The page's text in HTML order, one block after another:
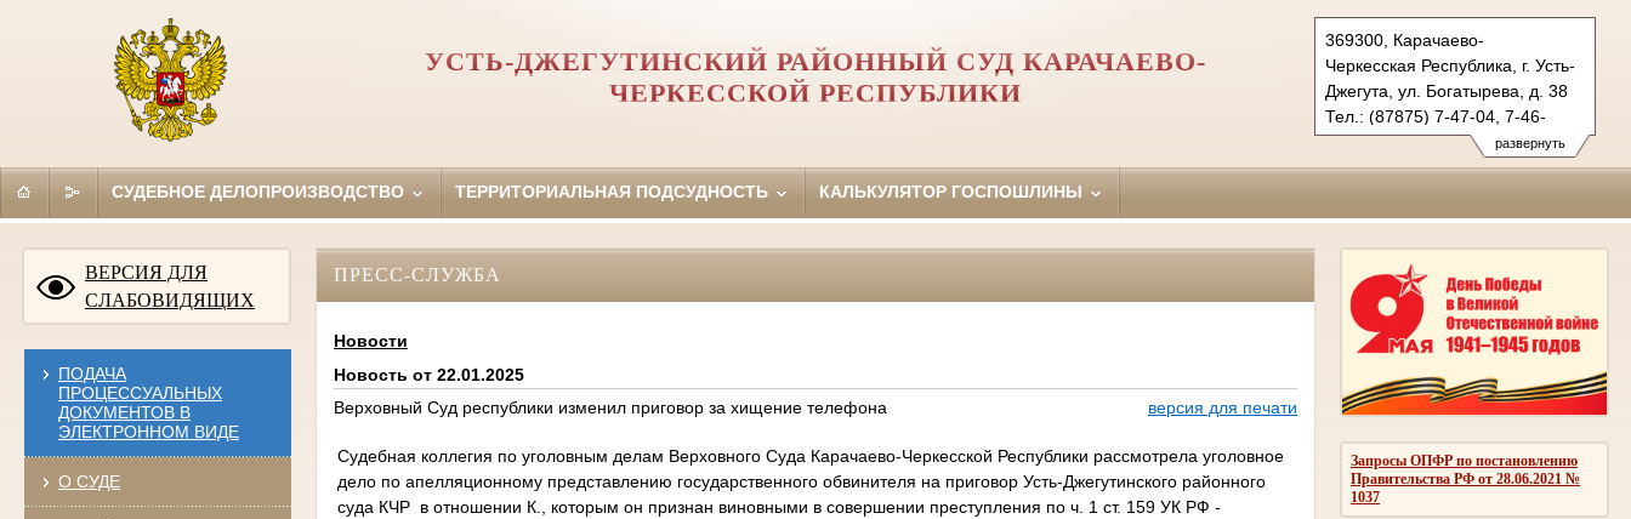
развернуть
369300, Карачаево-
Черкесская Республика, г. Усть-
Джегута, ул. Богатырева, д. 38
Тел.: (87875) 7-47-04, 7-46-
98 (ф.)
ust-djegutinsky.kchr@sudrf.ru
УСТЬ-ДЖЕГУТИНСКИЙ РАЙОННЫЙ СУД КАРАЧАЕВО-
ЧЕРКЕССКОЙ РЕСПУБЛИКИ
СУДЕБНОЕ ДЕЛОПРОИЗВОДСТВО ТЕРРИТОРИАЛЬНАЯ ПОДСУДНОСТЬ КАЛЬКУЛЯТОР ГОСПОШЛИНЫ
ВЕРСИЯ ДЛЯ
СЛАБОВИДЯЩИХ
ПОДАЧА
ПРОЦЕССУАЛЬНЫХ
ДОКУМЕНТОВ В
ЭЛЕКТРОННОМ ВИДЕ
О СУДЕ
Запросы ОПФР по постановлению
Правительства РФ от 28.06.2021 №
1037
ПРЕСС-СЛУЖБА
Новости
Новость от 22.01.2025
Верховный Суд республики изменил приговор за хищение телефона
версия для печати
Судебная коллегия по уголовным делам Верховного Суда Карачаево-Черкесской Республики рассмотрела уголовное
дело по апелляционному представлению государственного обвинителя на приговор Усть-Джегутинского районного
суда КЧР в отношении К., которым он признан виновными в совершении преступления по ч. 1 ст. 159 УК РФ -